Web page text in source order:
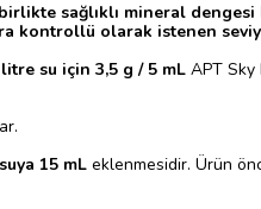
sağlıklı mineral
kontrollü olarak istenen
su için 3,5 g / 5 mL APT Sky
15 mL eklenmesidir. Ürün